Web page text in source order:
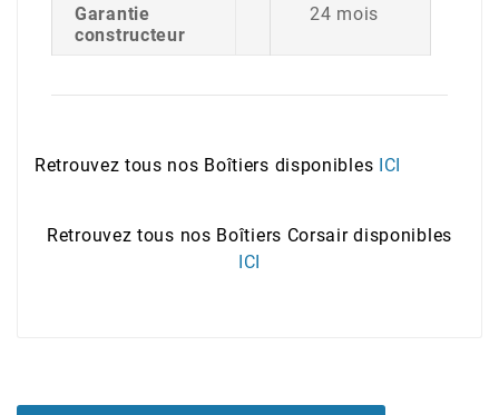
Garantie
constructeur
24 mois
Retrouvez tous nos Boîtiers disponibles ICI
Retrouvez tous nos Boîtiers Corsair disponibles
ICI